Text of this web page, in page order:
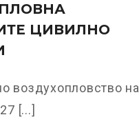
ЦИВИЛНО
воздухопловство на
[...]